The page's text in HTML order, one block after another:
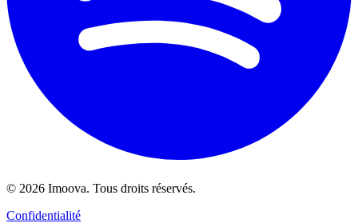
© 2026 Imoova. Tous droits réservés.
Confidentialité